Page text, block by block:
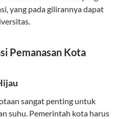
yang pada gilirannya dapat
Pemanasan Kota
sangat penting untuk
suhu. Pemerintah kota harus